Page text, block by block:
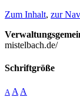
Zum Inhalt, zur
mistelbach.de/
Schriftgröße
A A A